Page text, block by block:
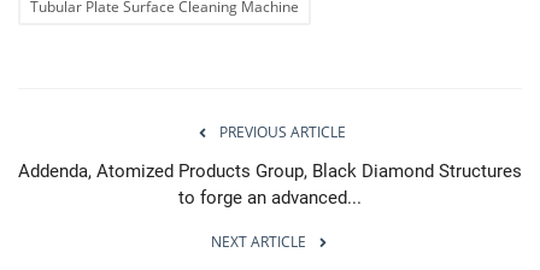
Tubular Plate Surface Cleaning Machine
PREVIOUS ARTICLE
Addenda, Atomized Products Group, Black Diamond Structures
to forge an advanced...
NEXT ARTICLE